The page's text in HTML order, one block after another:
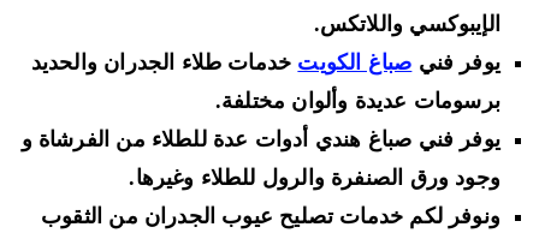
الإيبوكسي واللاتكس.
يوفر فنيصباغ الكويتخدمات طلاء الجدران والحديد
برسومات عديدة وألوان مختلفة.
يوفر فني صباغ هندي أدوات عدة للطلاء من الفرشاة و
وجود ورق الصنفرة والرول للطلاء وغيرها.
ونوفر لكم خدمات تصليح عيوب الجدران من الثقوب